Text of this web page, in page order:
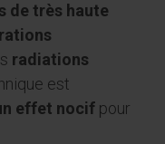
de très haute
radiations
est
effet nocif pour